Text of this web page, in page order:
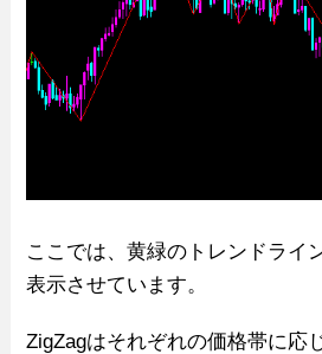
ここでは、黄緑のトレンドライ
表示させています。
ZigZagはそれぞれの価格帯に応